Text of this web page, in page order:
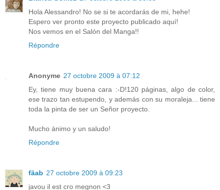
Hola Alessandro! No se si te acordarás de mi, hehe!
Espero ver pronto este proyecto publicado aquí!
Nos vemos en el Salón del Manga!!
Répondre
Anonyme 27 octobre 2009 à 07:12
Ey, tiene muy buena cara :-D!120 páginas, algo de color,
ese trazo tan estupendo, y además con su moraleja... tiene
toda la pinta de ser un Señor proyecto.
Mucho ánimo y un saludo!
Répondre
fäab 27 octobre 2009 à 09:23
javou il est cro megnon <3